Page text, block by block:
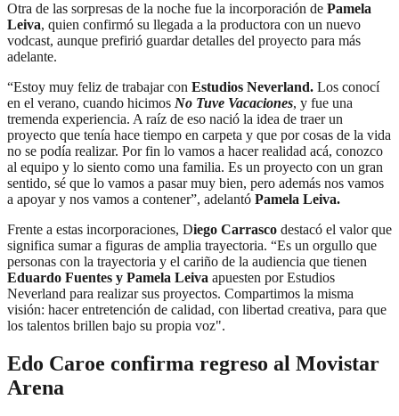
Otra de las sorpresas de la noche fue la incorporación de Pamela
Leiva, quien confirmó su llegada a la productora con un nuevo
vodcast, aunque prefirió guardar detalles del proyecto para más
adelante.
“Estoy muy feliz de trabajar con Estudios Neverland. Los conocí
en el verano, cuando hicimos No Tuve Vacaciones, y fue una
tremenda experiencia. A raíz de eso nació la idea de traer un
proyecto que tenía hace tiempo en carpeta y que por cosas de la vida
no se podía realizar. Por fin lo vamos a hacer realidad acá, conozco
al equipo y lo siento como una familia. Es un proyecto con un gran
sentido, sé que lo vamos a pasar muy bien, pero además nos vamos
a apoyar y nos vamos a contener”, adelantó Pamela Leiva.
Frente a estas incorporaciones, Diego Carrasco destacó el valor que
significa sumar a figuras de amplia trayectoria. “Es un orgullo que
personas con la trayectoria y el cariño de la audiencia que tienen
Eduardo Fuentes y Pamela Leiva apuesten por Estudios
Neverland para realizar sus proyectos. Compartimos la misma
visión: hacer entretención de calidad, con libertad creativa, para que
los talentos brillen bajo su propia voz".
Edo Caroe confirma regreso al Movistar
Arena